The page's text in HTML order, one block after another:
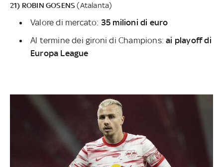
21) ROBIN GOSENS(Atalanta)
Valore di mercato: 35 milioni di euro
Al termine dei gironi di Champions:ai playoff di
Europa League